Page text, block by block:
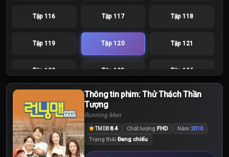
Tập 116 Tập 117 Tập 118
Tập 119 Tập 120 Tập 121
Tập 122 Tập 123 Tập 124
Tập 126 Tập 127
Tập 128 Tập 129 Tập 130
Tập 131 Tập 132 Tập 133
Thông tin phim: Thử Thách Thần
Tượng
Running Man
TMDB8.4 Chất lượng:FHD Năm:2010
Trạng thái:Đang chiếu